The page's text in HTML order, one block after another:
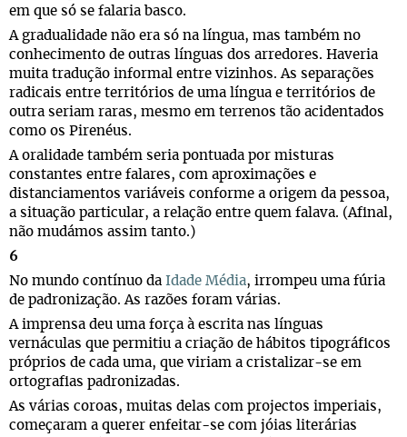
em que só se falaria basco.
A gradualidade não era só na língua, mas também no
conhecimento de outras línguas dos arredores. Haveria
muita tradução informal entre vizinhos. As separações
radicais entre territórios de uma língua e territórios de
outra seriam raras, mesmo em terrenos tão acidentados
como os Pirenéus.
A oralidade também seria pontuada por misturas
constantes entre falares, com aproximações e
distanciamentos variáveis conforme a origem da pessoa,
a situação particular, a relação entre quem falava. (Afinal,
não mudámos assim tanto.)
6
No mundo contínuo da Idade Média, irrompeu uma fúria
de padronização. As razões foram várias.
A imprensa deu uma força à escrita nas línguas
vernáculas que permitiu a criação de hábitos tipográficos
próprios de cada uma, que viriam a cristalizar-se em
ortografias padronizadas.
As várias coroas, muitas delas com projectos imperiais,
começaram a querer enfeitar-se com jóias literárias